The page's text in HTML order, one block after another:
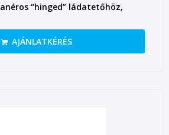
“hinged” ládatetőhöz,
AJÁNLATKÉRÉS